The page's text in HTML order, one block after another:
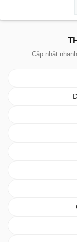
Cập nhật